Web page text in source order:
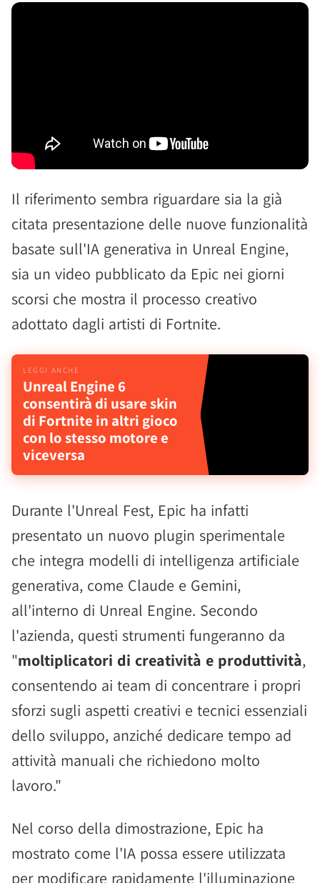
Il riferimento sembra riguardare sia la già
citata presentazione delle nuove funzionalità
basate sull'IA generativa in Unreal Engine,
sia un video pubblicato da Epic nei giorni
scorsi che mostra il processo creativo
adottato dagli artisti di Fortnite.
Unreal Engine 6
consentirà di usare skin
di Fortnite in altri gioco
con lo stesso motore e
viceversa
Durante l'Unreal Fest, Epic ha infatti
presentato un nuovo plugin sperimentale
che integra modelli di intelligenza artificiale
generativa, come Claude e Gemini,
all'interno di Unreal Engine. Secondo
l'azienda, questi strumenti fungeranno da
"moltiplicatori di creatività e produttività,
consentendo ai team di concentrare i propri
sforzi sugli aspetti creativi e tecnici essenziali
dello sviluppo, anziché dedicare tempo ad
attività manuali che richiedono molto
lavoro."
Nel corso della dimostrazione, Epic ha
mostrato come l'IA possa essere utilizzata
per modificare rapidamente l'illuminazione